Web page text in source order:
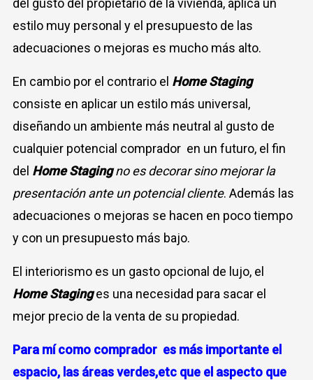
del gusto del propietario de la vivienda, aplica un
estilo muy personal y el presupuesto de las
adecuaciones o mejoras es mucho más alto.
En cambio por el contrario el HomeStaging
consiste en aplicar un estilo más universal,
diseñando un ambiente más neutral al gusto de
cualquier potencial comprador en un futuro, el fin
del HomeStaging no es decorar sino mejorar la
presentación ante un potencial cliente. Además las
adecuaciones o mejoras se hacen en poco tiempo
y con un presupuesto más bajo.
El interiorismo es un gasto opcional de lujo, el
Home Staginges una necesidad para sacar el
mejor precio de la venta de su propiedad.
Para mí como comprador es más importante el
espacio, las áreas verdes,etc que el aspecto que